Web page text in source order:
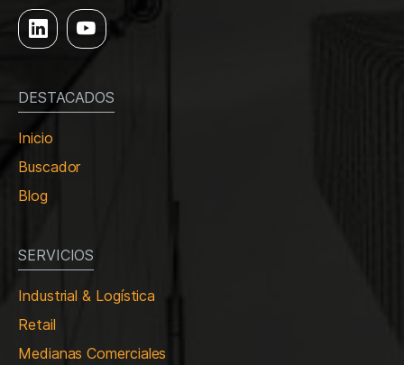
DESTACADOS
Inicio
Buscador
Blog
SERVICIOS
Industrial & Logística
Retail
Medianas Comerciales